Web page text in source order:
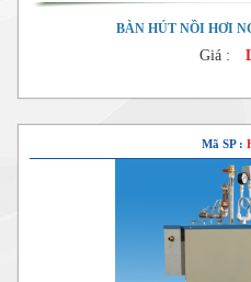
BÀN HÚT NỒI HƠI
Giá :
Mã SP :